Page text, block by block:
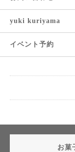
yuki kuriyama
イベント予約
お菓